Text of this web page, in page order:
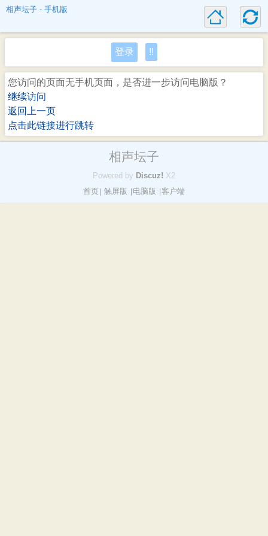
相声坛子 - 手机版
登录 !!
您访问的页面无手机页面，是否进一步访问电脑版？
继续访问
返回上一页
点击此链接进行跳转
相声坛子
Powered by Discuz! X2
首页 触屏版 电脑版 客户端